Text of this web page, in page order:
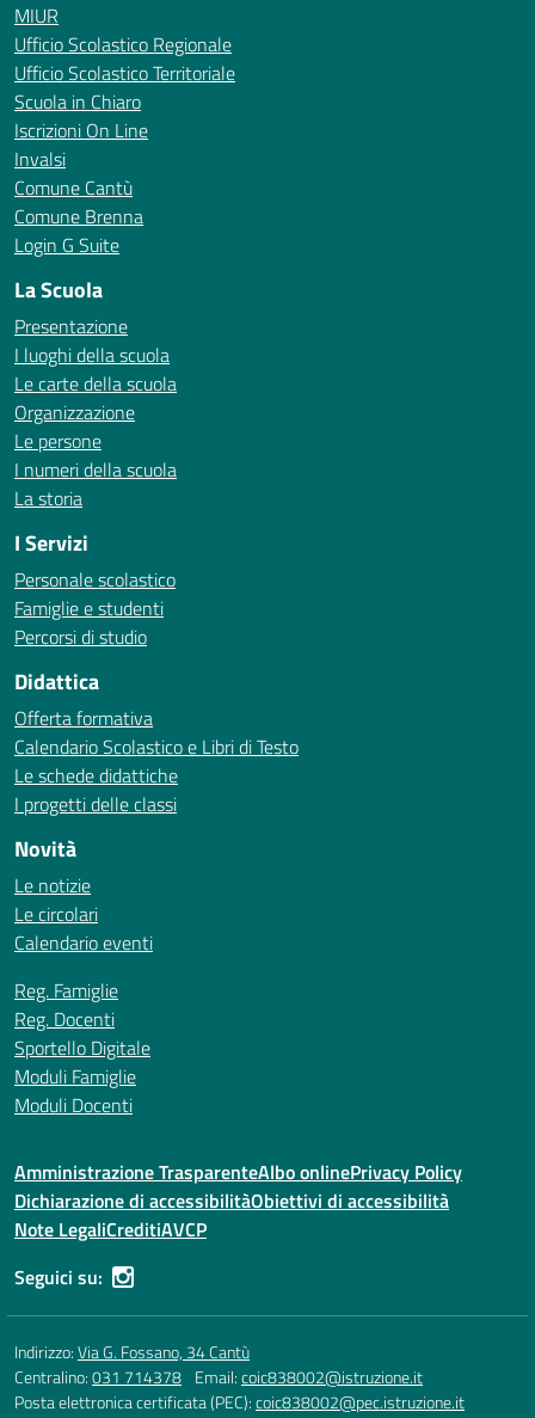
MIUR
Ufficio Scolastico Regionale
Ufficio Scolastico Territoriale
Scuola in Chiaro
Iscrizioni On Line
Invalsi
Comune Cantù
Comune Brenna
Login G Suite
La Scuola
Presentazione
I luoghi della scuola
Le carte della scuola
Organizzazione
Le persone
I numeri della scuola
La storia
I Servizi
Personale scolastico
Famiglie e studenti
Percorsi di studio
Didattica
Offerta formativa
Calendario Scolastico e Libri di Testo
Le schede didattiche
I progetti delle classi
Novità
Le notizie
Le circolari
Calendario eventi
Reg. Famiglie
Reg. Docenti
Sportello Digitale
Moduli Famiglie
Moduli Docenti
Amministrazione TrasparenteAlbo onlinePrivacy Policy
Dichiarazione di accessibilitàObiettivi di accessibilità
Note LegaliCreditiAVCP
Seguici su:
Indirizzo:Via G. Fossano, 34 Cantù
Centralino:031 714378 Email:coic838002@istruzione.it
Posta elettronica certificata (PEC):coic838002@pec.istruzione.it